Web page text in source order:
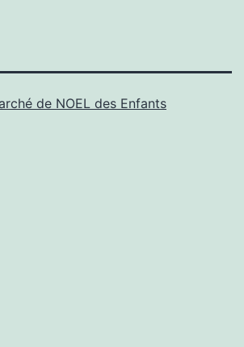
de NOEL des Enfants